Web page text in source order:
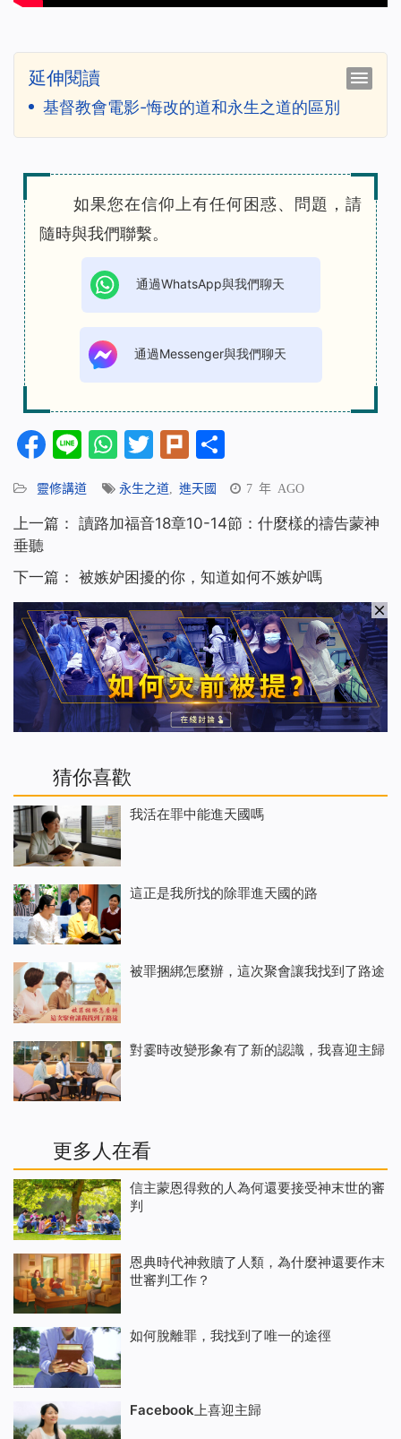
延伸閱讀
基督教會電影-悔改的道和永生之道的區別
如果您在信仰上有任何困惑、問題，請
隨時與我們聯繫。
通過WhatsApp與我們聊天
通過Messenger與我們聊天
Facebook
LineWhatsApp
Twitter
Plurk
靈修講道 永生之道 進天國 7 年 AGO
上一篇： 讀路加福音18章10-14節：什麼樣的禱告蒙神
垂聽
下一篇： 被嫉妒困擾的你，知道如何不嫉妒嗎
猜你喜歡
我活在罪中能進天國嗎
這正是我所找的除罪進天國的路
被罪捆綁怎麼辦，這次聚會讓我找到了路途
對霎時改變形象有了新的認識，我喜迎主歸
更多人在看
信主蒙恩得救的人為何還要接受神末世的審
判
恩典時代神救贖了人類，為什麼神還要作末
世審判工作？
如何脫離罪，我找到了唯一的途徑
Facebook上喜迎主歸